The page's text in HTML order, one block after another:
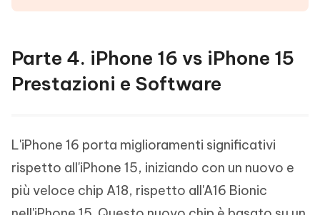
Parte 4. iPhone 16 vs iPhone 15
Prestazioni e Software
L'iPhone 16 porta miglioramenti significativi
rispetto all'iPhone 15, iniziando con un nuovo e
più veloce chip A18, rispetto all'A16 Bionic